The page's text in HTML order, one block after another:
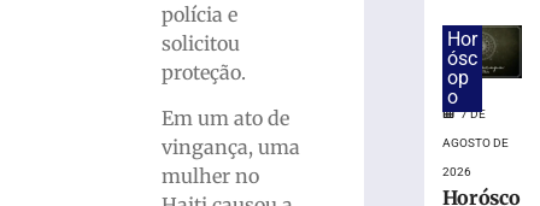
polícia e
solicitou
proteção.
Em um ato de
vingança, uma
mulher no
bairro
Santa
Hor
ósc
op
o
7 DE
AGOSTO DE
2026
Horósco